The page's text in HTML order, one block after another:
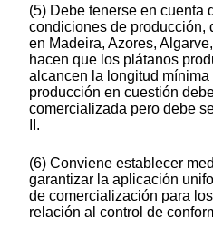
(5) Debe tenerse en cuenta
condiciones de producción,
en Madeira, Azores,
hacen que los plátanos
alcancen la longitud
producción en cuestión
comercializada pero debe
II.
(6) Conviene establecer
garantizar la aplicación
de comercialización para
relación al control de